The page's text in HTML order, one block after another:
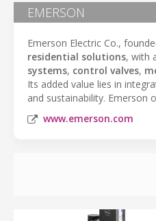
EMERSON
Emerson Electric Co.,
residential solutions, with
systems, control valves,
Its added value lies in
and sustainability. Emerson
www.emerson.com